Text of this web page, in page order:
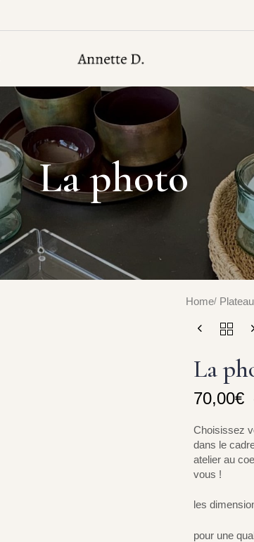
La photo
Home
La
70,00€
Choisissez
dans le
atelier au
vous !
les
pour une